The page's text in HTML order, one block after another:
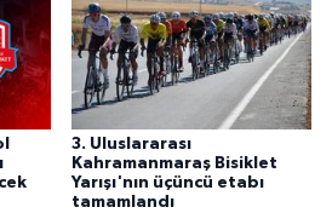
3. Uluslararası
Kahramanmaraş Bisiklet
Yarışı'nın üçüncü etabı
tamamlandı